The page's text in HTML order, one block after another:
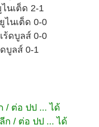
นเต็ด 2-1
ไนเต็ด 0-0
ร้ดบูลส์ 0-0
บูลส์ 0-1
/ ต่อ ปป ... ได้
ก / ต่อ ปป ... ได้